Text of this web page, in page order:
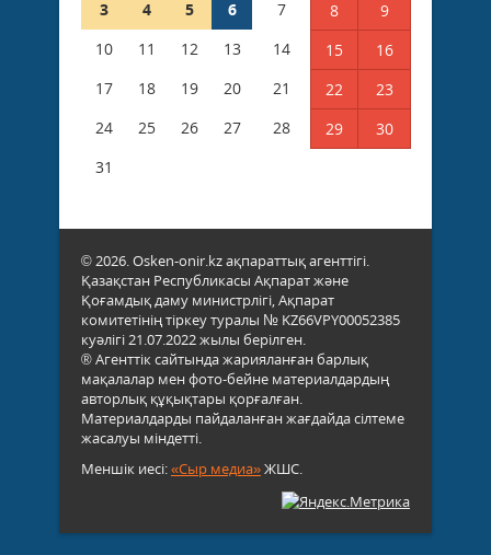
3
4 5 6 7 8
9
10
11 12 13 14 15
16
17
18 19 20 21 22
23
24
25 26 27 28 29
30
31
© 2026. Osken-onir.kz ақпараттық агенттігі.
Қазақстан Республикасы Ақпарат және
Қоғамдық даму министрлігі, Ақпарат
комитетінің тіркеу туралы № KZ66VPY00052385
куәлігі 21.07.2022 жылы берілген.
® Агенттік сайтында жарияланған барлық
мақалалар мен фото-бейне материалдардың
авторлық құқықтары қорғалған.
Материалдарды пайдаланған жағдайда сілтеме
жасалуы міндетті.
Меншік иесі:«Сыр медиа»ЖШС.